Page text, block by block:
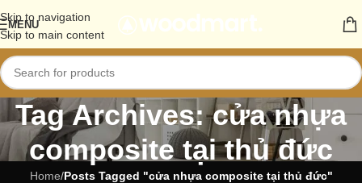
Skip to navigation
Skip to main content
MENU
Tag Archives: cửa nhựa
composite tại thủ đức
Home/Posts Tagged "cửa nhựa composite tại thủ đức"